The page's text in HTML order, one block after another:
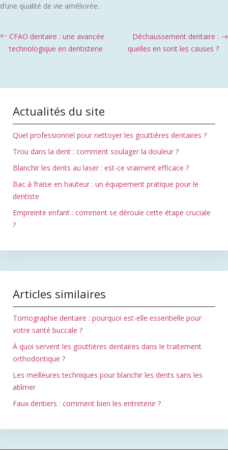
d’une qualité de vie améliorée.
CFAO dentaire : une avancée
technologique en dentisterie
Déchaussement dentaire :
quelles en sont les causes ?
Actualités du site
Quel professionnel pour nettoyer les gouttières dentaires ?
Trou dans la dent : comment soulager la douleur ?
Blanchir les dents au laser : est-ce vraiment efficace ?
Bac à fraise en hauteur : un équipement pratique pour le
dentiste
Empreinte enfant : comment se déroule cette étape cruciale
?
Articles similaires
Tomographie dentaire : pourquoi est-elle essentielle pour
votre santé buccale ?
À quoi servent les gouttières dentaires dans le traitement
orthodontique ?
Les meilleures techniques pour blanchir les dents sans les
abîmer
Faux dentiers : comment bien les entretenir ?